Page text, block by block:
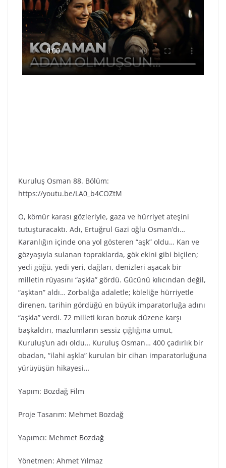
Kuruluş Osman 88. Bölüm:
https://youtu.be/LA0_b4COZtM
O, kömür karası gözleriyle, gaza ve hürriyet ateşini
tutuşturacaktı. Adı, Ertuğrul Gazi oğlu Osman’dı…
Karanlığın içinde ona yol gösteren “aşk” oldu… Kan ve
gözyaşıyla sulanan topraklarda, gök ekini gibi biçilen;
yedi göğü, yedi yeri, dağları, denizleri aşacak bir
milletin rüyasını “aşkla” gördü. Gücünü kılıcından değil,
“aşktan” aldı… Zorbalığa adaletle; köleliğe hürriyetle
direnen, tarihin gördüğü en büyük imparatorluğa adını
“aşkla” verdi. 72 milleti kıran bozuk düzene karşı
başkaldırı, mazlumların sessiz çığlığına umut,
Kuruluş’un adı oldu… Kuruluş Osman… 400 çadırlık bir
obadan, “ilahi aşkla” kurulan bir cihan imparatorluğuna
yürüyüşün hikayesi…
Yapım: Bozdağ Fi̇lm
Proje Tasarım: Mehmet Bozdağ
Yapımcı: Mehmet Bozdağ
Yönetmen: Ahmet Yılmaz